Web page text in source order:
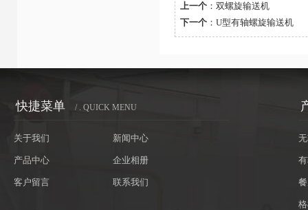
上一个 ： 双螺旋输送机
下一个 ： U型有轴螺旋输送机
快捷菜单 / . QUICK MENU
关于我们 新闻中心
产品中心 企业相册
客户留言 联系我们